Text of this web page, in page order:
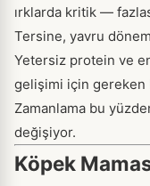
ırklarda kritik —
Tersine, yavru
Yetersiz protein ve
gelişimi için gereken
Zamanlama bu
değişiyor.
Köpek